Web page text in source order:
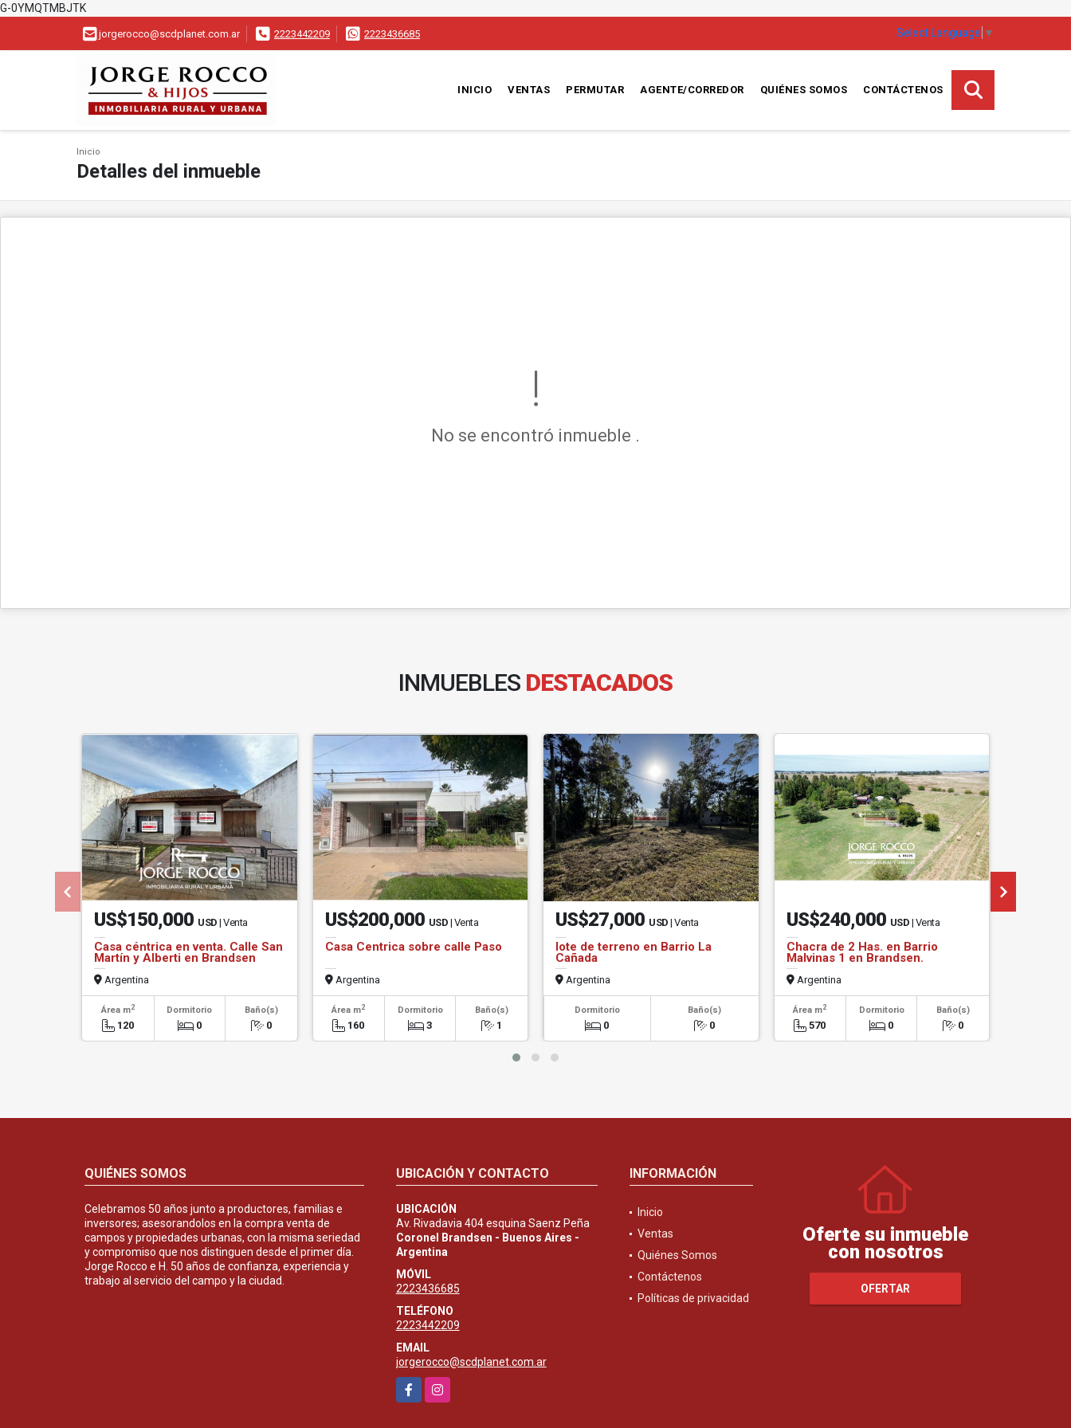
G-0YMQTMBJTK
jorgerocco@scdplanet.com.ar 2223442209 2223436685 Select Language ▼
INICIO VENTAS PERMUTAR AGENTE/CORREDOR QUIÉNES SOMOS CONTÁCTENOS
Inicio
Detalles del inmueble
No se encontró inmueble .
INMUEBLES DESTACADOS
US$150,000 USD | Venta
Casa céntrica en venta. Calle San
Martín y Alberti en Brandsen
Argentina
Área m2
120
Dormitorio
0
Baño(s)
0
US$200,000 USD | Venta
Casa Centrica sobre calle Paso
Argentina
Área m2
160
Dormitorio
3
Baño(s)
1
US$27,000 USD | Venta
lote de terreno en Barrio La
Cañada
Argentina
Dormitorio
0
Baño(s)
0
US$240,000 USD | Venta
Chacra de 2 Has. en Barrio
Malvinas 1 en Brandsen.
Argentina
Área m2
570
Dormitorio
0
Baño(s)
0
QUIÉNES SOMOS
Celebramos 50 años junto a productores, familias e
inversores; asesorandolos en la compra venta de
campos y propiedades urbanas, con la misma seriedad
y compromiso que nos distinguen desde el primer día.
Jorge Rocco e H. 50 años de confianza, experiencia y
trabajo al servicio del campo y la ciudad.
UBICACIÓN Y CONTACTO
UBICACIÓN
Av. Rivadavia 404 esquina Saenz Peña
Coronel Brandsen - Buenos Aires -
Argentina
MÓVIL
2223436685
TELÉFONO
2223442209
EMAIL
jorgerocco@scdplanet.com.ar
FacebookInstagram
INFORMACIÓN
Inicio
Ventas
Quiénes Somos
Contáctenos
Políticas de privacidad
Oferte su inmueble
con nosotros
OFERTAR